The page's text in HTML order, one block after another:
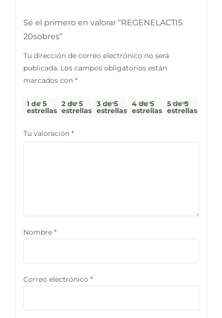
Sé el primero en valorar “REGENELACTIS
20sobres”
Tu dirección de correo electrónico no será
publicada. Los campos obligatorios están
marcados con *
1 de 5
estrellas
2 de 5
estrellas
3 de 5
estrellas
4 de 5
estrellas
5 de 5
estrellas
Tu valoración *
Nombre *
Correo electrónico *